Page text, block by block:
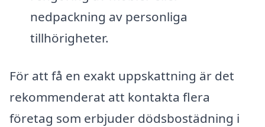
nedpackning av personliga
tillhörigheter.
För att få en exakt uppskattning är det
rekommenderat att kontakta flera
företag som erbjuder dödsbostädning i